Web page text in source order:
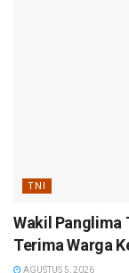
TNI
Wakil Panglima
Terima Warga
AGUSTUS 5, 2026